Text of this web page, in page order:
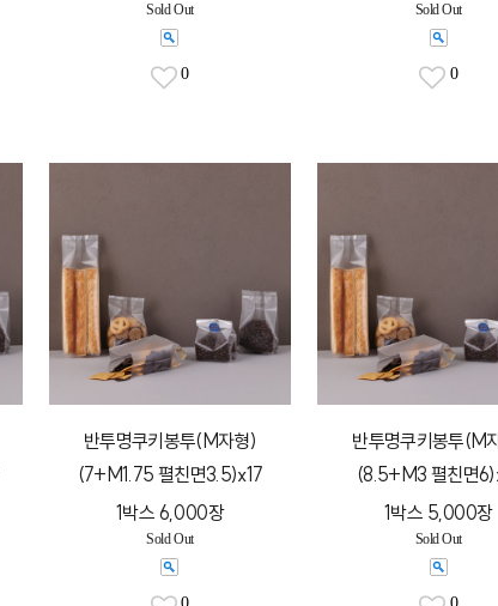
Sold Out
0
Sold Out
0
반투명쿠키봉투(M자형)
(7+M1.75 펼친면3.5)x17
1박스 6,000장
Sold Out
반투명쿠키봉투(M
(8.5+M3 펼친면
1박스 5,000장
Sold Out